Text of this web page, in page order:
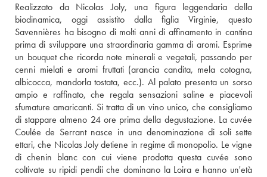
Realizzato da Nicolas Joly, una figura leggendaria della
biodinamica, oggi assistito dalla figlia Virginie, questo
Savennières ha bisogno di molti anni di affinamento in cantina
prima di sviluppare una straordinaria gamma di aromi. Esprime
un bouquet che ricorda note minerali e vegetali, passando per
cenni mielati e aromi fruttati (arancia candita, mela cotogna,
albicocca, mandorla tostata, ecc.). Al palato presenta un sorso
ampio e raffinato, che regala sensazioni saline e piacevoli
sfumature amaricanti. Si tratta di un vino unico, che consigliamo
di stappare almeno 24 ore prima della degustazione. La cuvée
Coulée de Serrant nasce in una denominazione di soli sette
ettari, che Nicolas Joly detiene in regime di monopolio. Le vigne
di chenin blanc con cui viene prodotta questa cuvée sono
coltivate su ripidi pendii che dominano la Loira e hanno un'età